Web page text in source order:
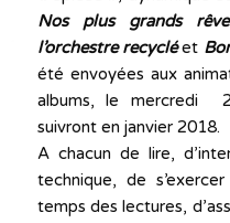
Nos plus grands
l’orchestre recycléet
été envoyées aux
albums, le mercredi
suivront en janvier 2018.
A chacun de lire,
technique, de
temps des lectures,